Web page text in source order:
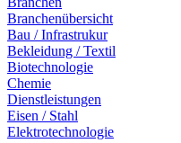
Branchenübersicht
Bau / Infrastrukur
Bekleidung / Textil
Biotechnologie
Chemie
Dienstleistungen
Eisen / Stahl
Elektrotechnologie